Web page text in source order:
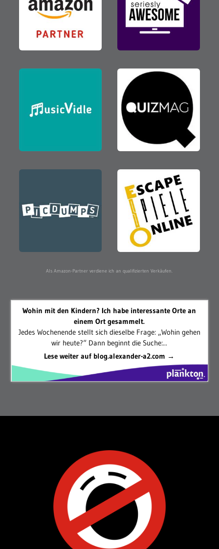
Als Amazon-Partner verdiene ich an qualifizierten Verkäufen.
Wohin mit den Kindern? Ich habe interessante Orte an
einem Ort gesammelt.
Jedes Wochenende stellt sich dieselbe Frage: „Wohin gehen
wir heute?“ Dann beginnt die Suche:...
Lese weiter auf blog.alexander-a2.com →